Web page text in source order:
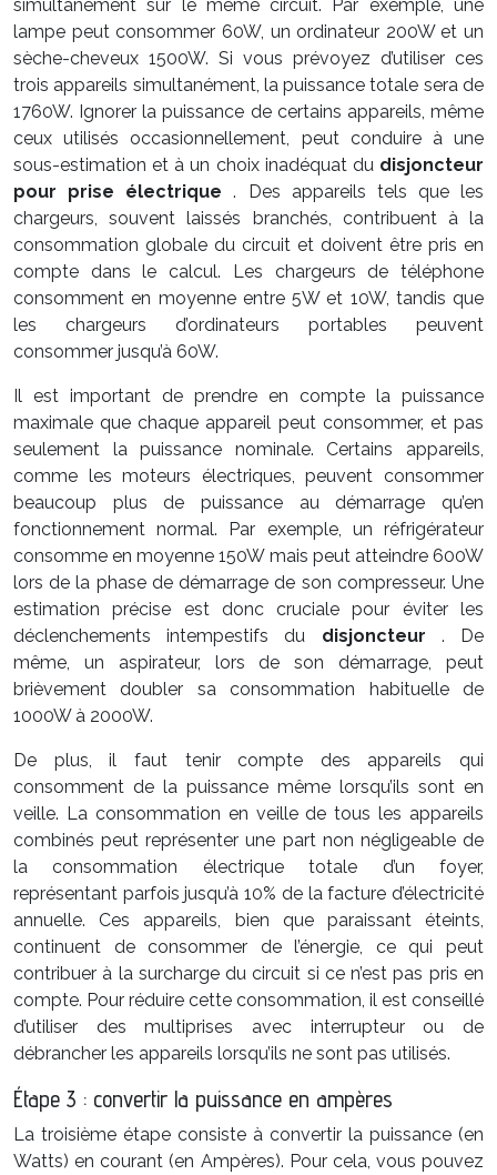
simultanément sur le même circuit. Par exemple, une
lampe peut consommer 60W, un ordinateur 200W et un
sèche-cheveux 1500W. Si vous prévoyez d’utiliser ces
trois appareils simultanément, la puissance totale sera de
1760W. Ignorer la puissance de certains appareils, même
ceux utilisés occasionnellement, peut conduire à une
sous-estimation et à un choix inadéquat du disjoncteur
pour prise électrique. Des appareils tels que les
chargeurs, souvent laissés branchés, contribuent à la
consommation globale du circuit et doivent être pris en
compte dans le calcul. Les chargeurs de téléphone
consomment en moyenne entre 5W et 10W, tandis que
les chargeurs d’ordinateurs portables peuvent
consommer jusqu’à 60W.
Il est important de prendre en compte la puissance
maximale que chaque appareil peut consommer, et pas
seulement la puissance nominale. Certains appareils,
comme les moteurs électriques, peuvent consommer
beaucoup plus de puissance au démarrage qu’en
fonctionnement normal. Par exemple, un réfrigérateur
consomme en moyenne 150W mais peut atteindre 600W
lors de la phase de démarrage de son compresseur. Une
estimation précise est donc cruciale pour éviter les
déclenchements intempestifs du disjoncteur . De
même, un aspirateur, lors de son démarrage, peut
brièvement doubler sa consommation habituelle de
1000W à 2000W.
De plus, il faut tenir compte des appareils qui
consomment de la puissance même lorsqu’ils sont en
veille. La consommation en veille de tous les appareils
combinés peut représenter une part non négligeable de
la consommation électrique totale d’un foyer,
représentant parfois jusqu’à 10% de la facture d’électricité
annuelle. Ces appareils, bien que paraissant éteints,
continuent de consommer de l’énergie, ce qui peut
contribuer à la surcharge du circuit si ce n’est pas pris en
compte. Pour réduire cette consommation, il est conseillé
d’utiliser des multiprises avec interrupteur ou de
débrancher les appareils lorsqu’ils ne sont pas utilisés.
Étape 3 : convertir la puissance en ampères
La troisième étape consiste à convertir la puissance (en
Watts) en courant (en Ampères). Pour cela, vous pouvez